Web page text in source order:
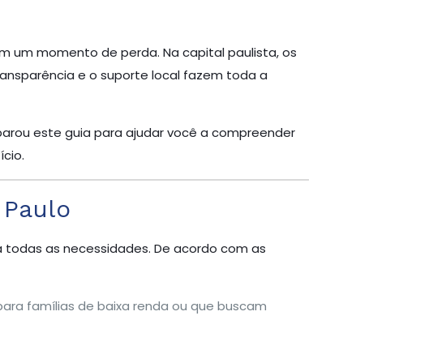
um momento de perda. Na capital paulista, os
e o suporte local fazem toda a
este guia para ajudar você a compreender
as necessidades. De acordo com as
famílias de baixa renda ou que buscam